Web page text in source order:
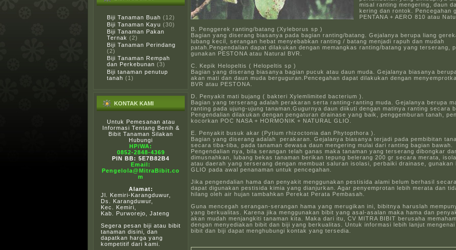
Biji Tanaman Buah (12)
Biji Tanaman Kayu (30)
Biji Tanaman Pakan
Ternak (2)
Biji Tanaman Perindang
(2)
Biji Tanaman Rempah
dan Perkebunan (3)
Biji tanaman penutup
tanah (1)
KONTAK KAMI
Untuk Pemesanan atau
Informasi Tentang Benih &
Bibit Tanaman Silakan
Hubungi
HP/WA:
0852-2848-4369
PIN BB: 5E7B82B4
Email:
Pengelola@MitraBibit.co
m
Alamat:
Jl. Kemiri-Karangduwur,
Ds. Karangduwur,
Kec. Kemiri,
Kab. Purworejo, Jateng
Segera pesan biji atau bibit
tanaman disini, dan
dapatkan harga yang
kompetitif dari kami.
misal ranting mengering, daun
kering dan rontok. Pencegahan
PENTANA + AERO 810 atau
B. Penggerek ranting/batang (Xyleborus sp )
Bagian yang diserang biasanya pada bagian ranting/batang. Gejalanya berupa liang
lubang kecil, serangan hebat menyebabkan ranting / batang menjadi rapuh dan mudah
patah.Pengendalian dapat dilakukan dengan memangkas ranting/batang yang terserang,
gunakan PESTONA atau Natural BVR.
C. Kepik Helopeltis ( Helopeltis sp )
Bagian yang diserang biasanya bagian pucuk atau daun muda. Gejalanya biasanya
akan mati dan daun muda berguguran.Pencegahan dapat dilakukan dengan
BVR atau PESTONA.
D. Penyakit mati bujang ( bakteri Xylemlimited bacterium ).
Bagian yang terserang adalah perakaran serta ranting-ranting muda. Gejalanya berupa
ranting pada ujung-ujung tanaman.Gugurnya daun diikuti dengan matinya ranting secara
Pengendalian dilakukan dengan pengaturan drainase yang baik, penggemburan tanah,
kocorkan POC NASA + HORMONIK + NATURAL GLIO.
E. Penyakit busuk akar (Pytium rhizoctonia dan Phytopthora ).
Bagian yang diserang adalah perakaran. Gejalanya biasanya terjadi pada pembibitan
secara tiba-tiba, pada tanaman dewasa daun mengering mulai dari ranting bagian bawah.
Pengendalian nya, bila serangan telah ganas maka tanaman yang terserang dibongkar
dimusnahkan, lubang bekas tanaman berikan tepung belerang 200 gr secara merata,
atau daerah yang terserang dengan membuat saluran isolasi, perbaiki drainase, gunakan
GLIO pada awal penanaman untuk pencegahan.
Jika pengendalian hama dan penyakit menggunakan pestisida alami belum berhasil
dapat digunakan pestisida kimia yang dianjurkan. Agar penyemprotan lebih merata dan
hilang oleh air hujan tambahkan Perekat Perata Pembasah.
Guna mencegah serangan-serangan hama yang merugikan ini, bibitnya haruslah
yang berkualitas. Karena jika menggunakan bibit yang asal-asalan maka hama dan
akan mudah menjangkiti tanaman kita. Maka dari itu, CV MITRA BIBIT berusaha
dengan menyediakan bibit dan biji yang berkualitas. Untuk informasi lebih lanjut mengenai
bibit dan biji dapat menghubungi kontak yang tersedia.